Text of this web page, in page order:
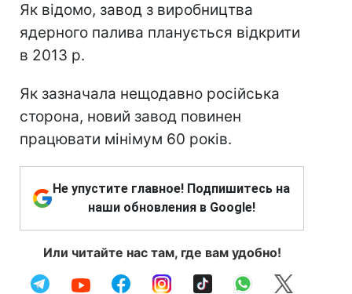
Як відомо, завод з виробництва
ядерного палива планується відкрити
в 2013 р.
Як зазначала нещодавно російська
сторона, новий завод повинен
працювати мінімум 60 років.
Не упустите главное! Подпишитесь на
наши обновления в Google!
Или читайте нас там, где вам удобно!